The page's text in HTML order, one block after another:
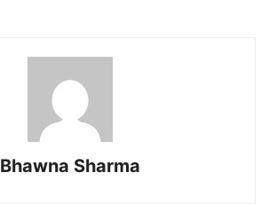
Bhawna Sharma